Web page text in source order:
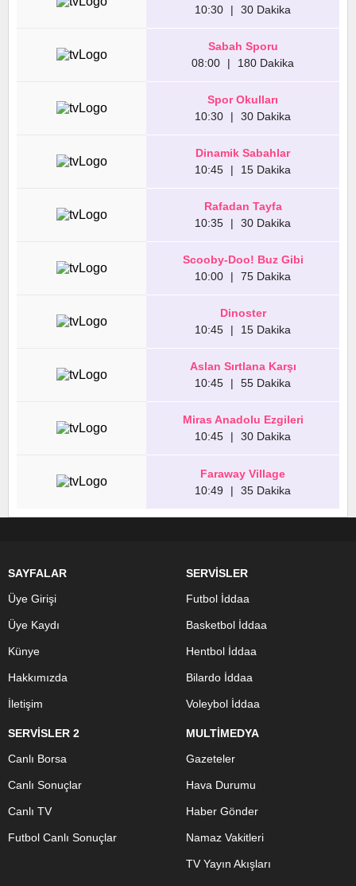
10:30
| 30 Dakika
Sabah Sporu
08:00
| 180 Dakika
Spor Okulları
10:30
| 30 Dakika
Dinamik Sabahlar
10:45
| 15 Dakika
Rafadan Tayfa
10:35
| 30 Dakika
Scooby-Doo! Buz Gibi
10:00
| 75 Dakika
Dinoster
10:45
| 15 Dakika
Aslan Sırtlana Karşı
10:45
| 55 Dakika
Miras Anadolu Ezgileri
10:45
| 30 Dakika
Faraway Village
10:49
| 35 Dakika
SAYFALAR
Üye Girişi
Üye Kaydı
Künye
Hakkımızda
İletişim
SERVİSLER
Futbol İddaa
Basketbol İddaa
Hentbol İddaa
Bilardo İddaa
Voleybol İddaa
SERVİSLER 2
Canlı Borsa
Canlı Sonuçlar
Canlı TV
Futbol Canlı Sonuçlar
MULTİMEDYA
Gazeteler
Hava Durumu
Haber Gönder
Namaz Vakitleri
TV Yayın Akışları